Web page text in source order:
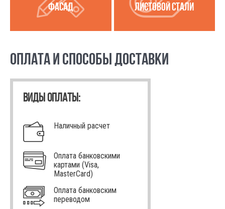
ФАСАД
ЛИСТОВОЙ СТАЛИ
ОПЛАТА И СПОСОБЫ ДОСТАВКИ
ВИДЫ ОПЛАТЫ:
Наличный расчет
Оплата банковскими
картами (Visa,
MasterCard)
Оплата банковским
переводом